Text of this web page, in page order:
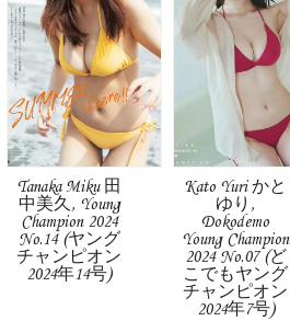
Tanaka Miku 田
中美久, Young
Champion 2024
No.14 (ヤング
チャンピオン
2024年14号)
Kato Yuri かと
ゆり,
Dokodemo
Young Champion
2024 No.07 (ど
こでもヤング
チャンピオン
2024年7号)